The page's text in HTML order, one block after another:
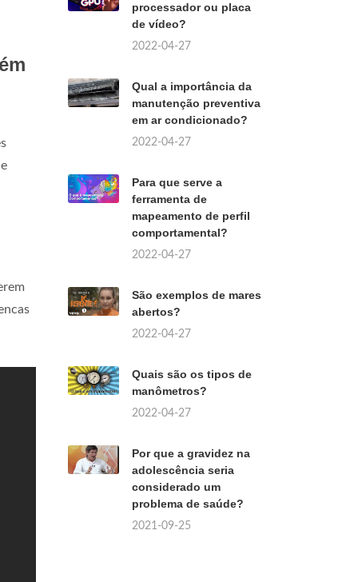
processador ou placa
de vídeo?
2022-04-27
Qual a importância da
manutenção preventiva
em ar condicionado?
2022-04-27
Para que serve a
ferramenta de
mapeamento de perfil
comportamental?
2022-04-27
São exemplos de mares
abertos?
2022-04-27
Quais são os tipos de
manômetros?
2022-04-27
Por que a gravidez na
adolescência seria
considerado um
problema de saúde?
2021-09-25